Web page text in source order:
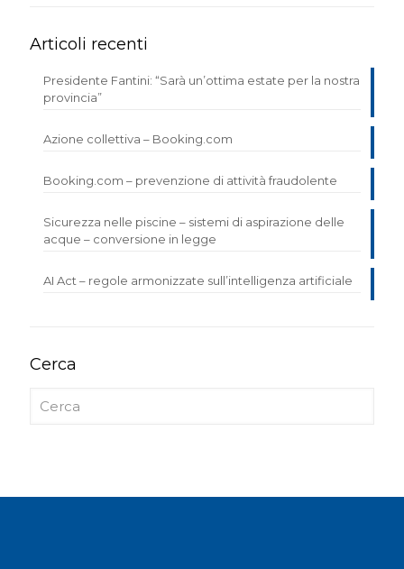
Articoli recenti
Presidente Fantini: “Sarà un’ottima estate per la nostra
provincia”
Azione collettiva – Booking.com
Booking.com – prevenzione di attività fraudolente
Sicurezza nelle piscine – sistemi di aspirazione delle
acque – conversione in legge
AI Act – regole armonizzate sull’intelligenza artificiale
Cerca